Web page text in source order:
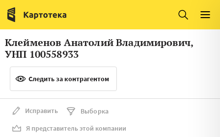
Италия
Люксембург
Литва
Латвия
Словения
Франция
Швеция
Клейменов Анатолий Владимирович,
УНП 100558933
Следить за контрагентом
Исправить
Выборка
Я представитель этой компании